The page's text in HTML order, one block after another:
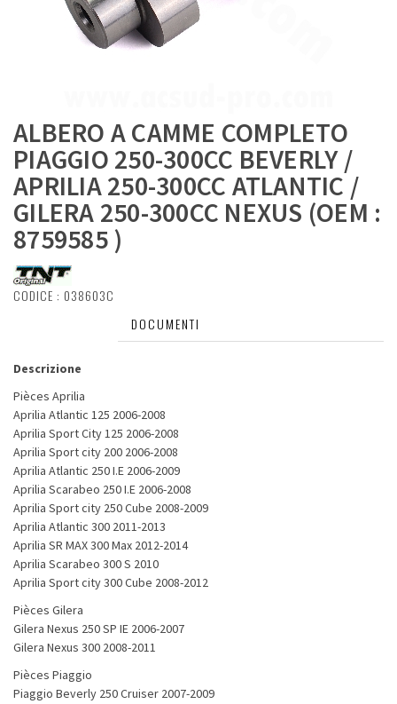
ALBERO A CAMME COMPLETO
PIAGGIO 250-300CC BEVERLY /
APRILIA 250-300CC ATLANTIC /
GILERA 250-300CC NEXUS (OEM :
8759585 )
CODICE : 038603C
DOCUMENTI
Descrizione
Pièces Aprilia
Aprilia Atlantic 125 2006-2008
Aprilia Sport City 125 2006-2008
Aprilia Sport city 200 2006-2008
Aprilia Atlantic 250 I.E 2006-2009
Aprilia Scarabeo 250 I.E 2006-2008
Aprilia Sport city 250 Cube 2008-2009
Aprilia Atlantic 300 2011-2013
Aprilia SR MAX 300 Max 2012-2014
Aprilia Scarabeo 300 S 2010
Aprilia Sport city 300 Cube 2008-2012
Pièces Gilera
Gilera Nexus 250 SP IE 2006-2007
Gilera Nexus 300 2008-2011
Pièces Piaggio
Piaggio Beverly 250 Cruiser 2007-2009